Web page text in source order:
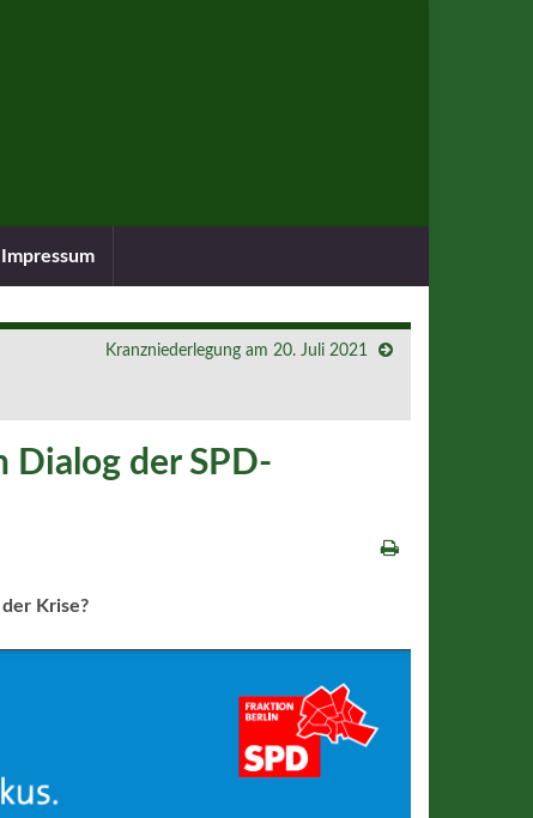
Impressum
Kranzniederlegung am 20. Juli 2021
Dialog der SPD-
Krise?